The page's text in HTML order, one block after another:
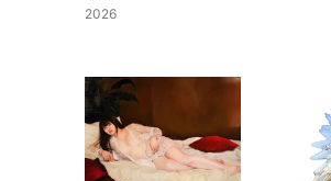
2026